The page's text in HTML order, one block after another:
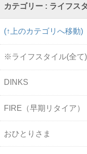
カテゴリー : ライフス
(↑上のカテゴリへ移動)
※ライフスタイル(全て)
DINKS
FIRE（早期リタイア）
おひとりさま